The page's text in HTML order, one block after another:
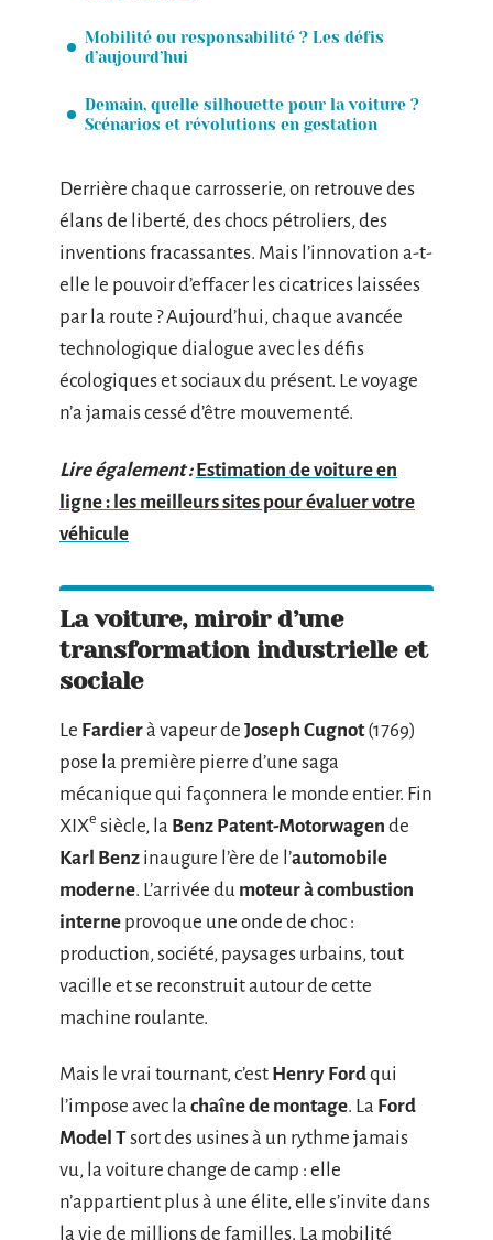
Mobilité ou responsabilité ? Les défis
d’aujourd’hui
Demain, quelle silhouette pour la voiture ?
Scénarios et révolutions en gestation
Derrière chaque carrosserie, on retrouve des
élans de liberté, des chocs pétroliers, des
inventions fracassantes. Mais l’innovation a-t-
elle le pouvoir d’effacer les cicatrices laissées
par la route ? Aujourd’hui, chaque avancée
technologique dialogue avec les défis
écologiques et sociaux du présent. Le voyage
n’a jamais cessé d’être mouvementé.
Lire également : Estimation de voiture en
ligne : les meilleurs sites pour évaluer votre
véhicule
La voiture, miroir d’une
transformation industrielle et
sociale
Le Fardierà vapeur de Joseph Cugnot(1769)
pose la première pierre d’une saga
mécanique qui façonnera le monde entier. Fin
XIXe siècle, la Benz Patent-Motorwagen de
Karl Benz inaugure l’ère de l’automobile
moderne. L’arrivée du moteur à combustion
interne provoque une onde de choc :
production, société, paysages urbains, tout
vacille et se reconstruit autour de cette
machine roulante.
Mais le vrai tournant, c’est Henry Fordqui
l’impose avec la chaîne de montage. La Ford
Model Tsort des usines à un rythme jamais
vu, la voiture change de camp : elle
n’appartient plus à une élite, elle s’invite dans
la vie de millions de familles. La mobilité